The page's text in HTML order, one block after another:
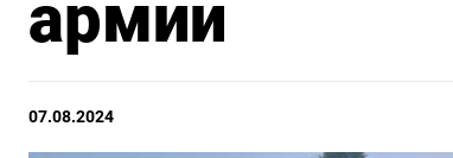
армии
07.08.2024